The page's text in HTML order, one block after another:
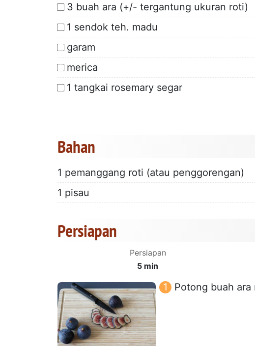
3 buah ara (+/- tergantung ukuran roti)
1 sendok teh. madu
garam
merica
1 tangkai rosemary segar
Bahan
1 pemanggang roti (atau penggorengan)
1 pisau
Persiapan
Persiapan
5 min
Potong buah